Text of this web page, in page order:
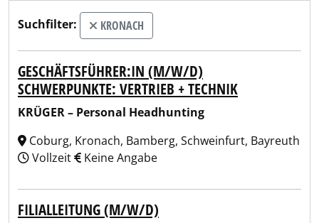
Suchfilter: KRONACH
GESCHÄFTSFÜHRER:IN (M/W/D)
SCHWERPUNKTE: VERTRIEB + TECHNIK
KRÜGER – Personal Headhunting
Coburg, Kronach, Bamberg, Schweinfurt, Bayreuth
Vollzeit
Keine Angabe
FILIALLEITUNG (M/W/D)